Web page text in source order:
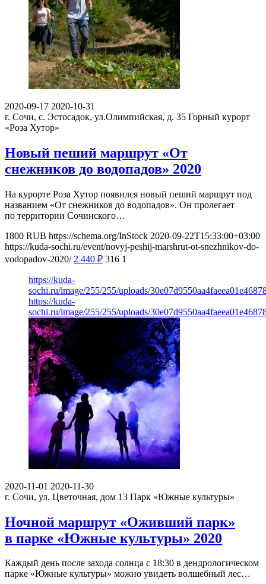
2020-09-17 2020-10-31
г. Сочи, с. Эстосадок, ул.Олимпийская, д. 35 Горный курорт
«Роза Хутор»
Новый пеший маршрут «От
снежников до водопадов» 2020
На курорте Роза Хутор появился новый пеший маршрут под
названием «От снежников до водопадов». Он пролегает
по территории Сочинского…
1800 RUB https://schema.org/InStock 2020-09-22T15:33:00+03:00
https://kuda-sochi.ru/event/novyj-peshij-marshrut-ot-snezhnikov-do-
vodopadov-2020/ 2 440 ₽ 316 1
https://kuda-
sochi.ru/image/255/255/uploads/
https://kuda-
sochi.ru/image/255/255/uploads/
2020-11-01 2020-11-30
г. Сочи, ул. Цветочная, дом 13 Парк «Южные культуры»
Ночной маршрут «Оживший парк»
в парке «Южные культуры» 2020
Каждый день после захода солнца с 18:30 в дендрологическом
парке «Южные культуры» можно увидеть волшебный лес…